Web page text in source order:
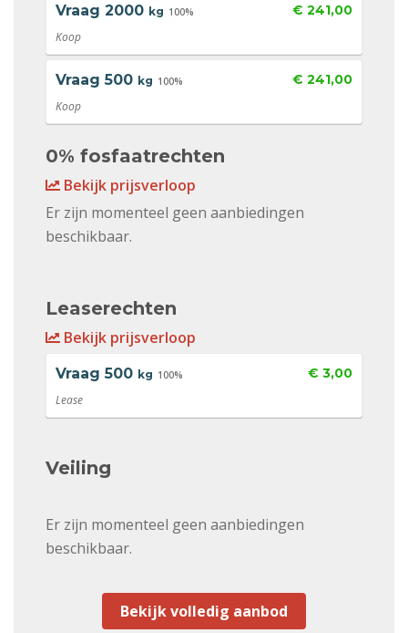
Vraag 2000 kg 100% € 241,00
Koop
Vraag 500 kg 100% € 241,00
Koop
0% fosfaatrechten
Bekijk prijsverloop
Er zijn momenteel geen aanbiedingen
beschikbaar.
Leaserechten
Bekijk prijsverloop
Vraag 500 kg 100% € 3,00
Lease
Veiling
Er zijn momenteel geen aanbiedingen
beschikbaar.
Bekijk volledig aanbod